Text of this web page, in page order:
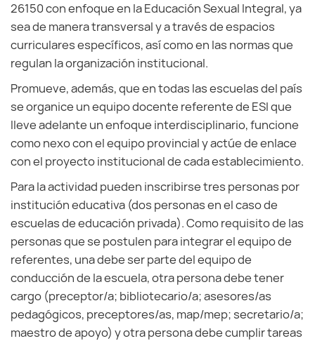
26150 con enfoque en la Educación Sexual Integral, ya
sea de manera transversal y a través de espacios
curriculares específicos, así como en las normas que
regulan la organización institucional.
Promueve, además, que en todas las escuelas del país
se organice un equipo docente referente de ESI que
lleve adelante un enfoque interdisciplinario, funcione
como nexo con el equipo provincial y actúe de enlace
con el proyecto institucional de cada establecimiento.
Para la actividad pueden inscribirse tres personas por
institución educativa (dos personas en el caso de
escuelas de educación privada). Como requisito de las
personas que se postulen para integrar el equipo de
referentes, una debe ser parte del equipo de
conducción de la escuela, otra persona debe tener
cargo (preceptor/a; bibliotecario/a; asesores/as
pedagógicos, preceptores/as, map/mep; secretario/a;
maestro de apoyo) y otra persona debe cumplir tareas